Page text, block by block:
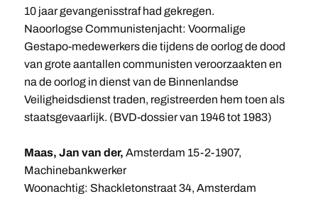
10 jaar gevangenisstraf had gekregen.
Naoorlogse Communistenjacht: Voormalige
Gestapo-medewerkers die tijdens de oorlog de dood
van grote aantallen communisten veroorzaakten en
na de oorlog in dienst van de Binnenlandse
Veiligheidsdienst traden, registreerden hem toen als
staatsgevaarlijk. (BVD-dossier van 1946 tot 1983)
Maas, Jan van der, Amsterdam 15-2-1907,
Machinebankwerker
Woonachtig: Shackletonstraat 34, Amsterdam